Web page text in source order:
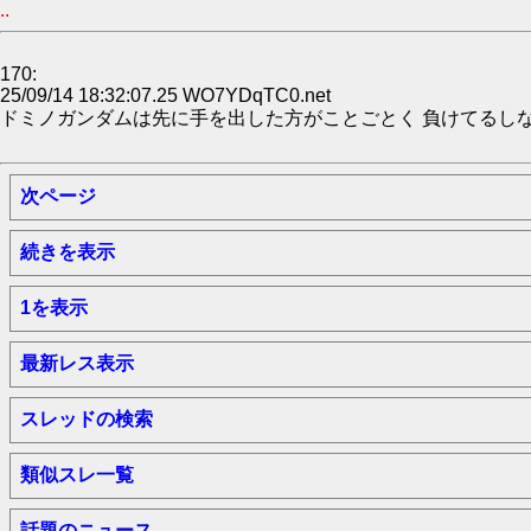
..
170:
25/09/14 18:32:07.25 WO7YDqTC0.net
ドミノガンダムは先に手を出した方がことごとく 負けてるし
次ページ
続きを表示
1を表示
最新レス表示
スレッドの検索
類似スレ一覧